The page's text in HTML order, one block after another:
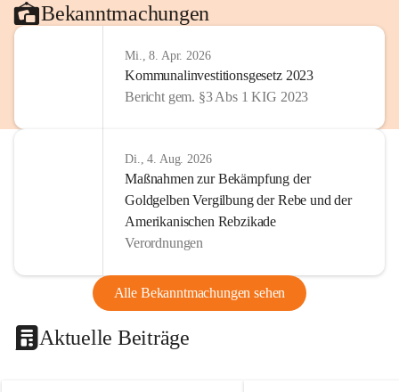
Bekanntmachungen
Mi., 8. Apr. 2026
Kommunalinvestitionsgesetz 2023
Bericht gem. §3 Abs 1 KIG 2023
Di., 4. Aug. 2026
Maßnahmen zur Bekämpfung der
Goldgelben Vergilbung der Rebe und der
Amerikanischen Rebzikade
Verordnungen
Alle Bekanntmachungen sehen
Aktuelle Beiträge